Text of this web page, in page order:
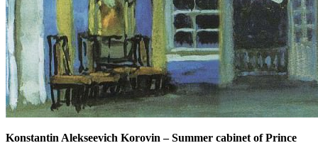
Konstantin Alekseevich Korovin –Summer cabinet of Prince